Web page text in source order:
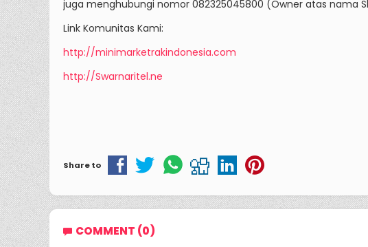
juga menghubungi nomor 082325045800 (Owner atas nama
Link Komunitas Kami:
http://minimarketrakindonesia.com
http://Swarnaritel.ne
Share to
COMMENT (0)